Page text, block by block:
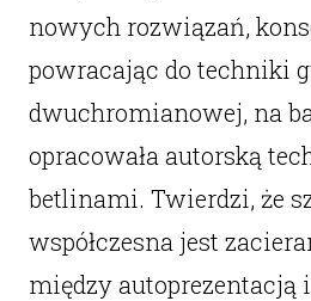
nowych rozwiązań,
powracając do techniki
dwuchromianowej, na
opracowała autorską
betlinami. Twierdzi, że
współczesna jest
między autoprezentacją